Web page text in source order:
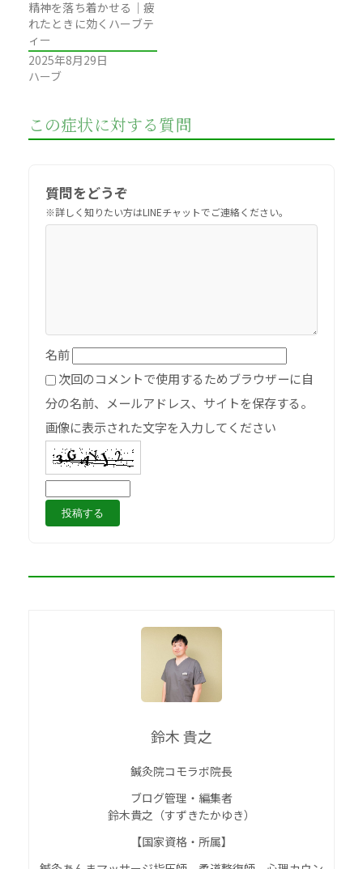
精神を落ち着かせる｜疲
れたときに効くハーブテ
ィー
2025年8月29日
ハーブ
この症状に対する質問
質問をどうぞ
名前
次回のコメントで使用するためブラウザーに自
分の名前、メールアドレス、サイトを保存する。
画像に表示された文字を入力してください
鈴木 貴之
鍼灸院コモラボ院長
ブログ管理・編集者
鈴木貴之（すずきたかゆき）
【国家資格・所属】